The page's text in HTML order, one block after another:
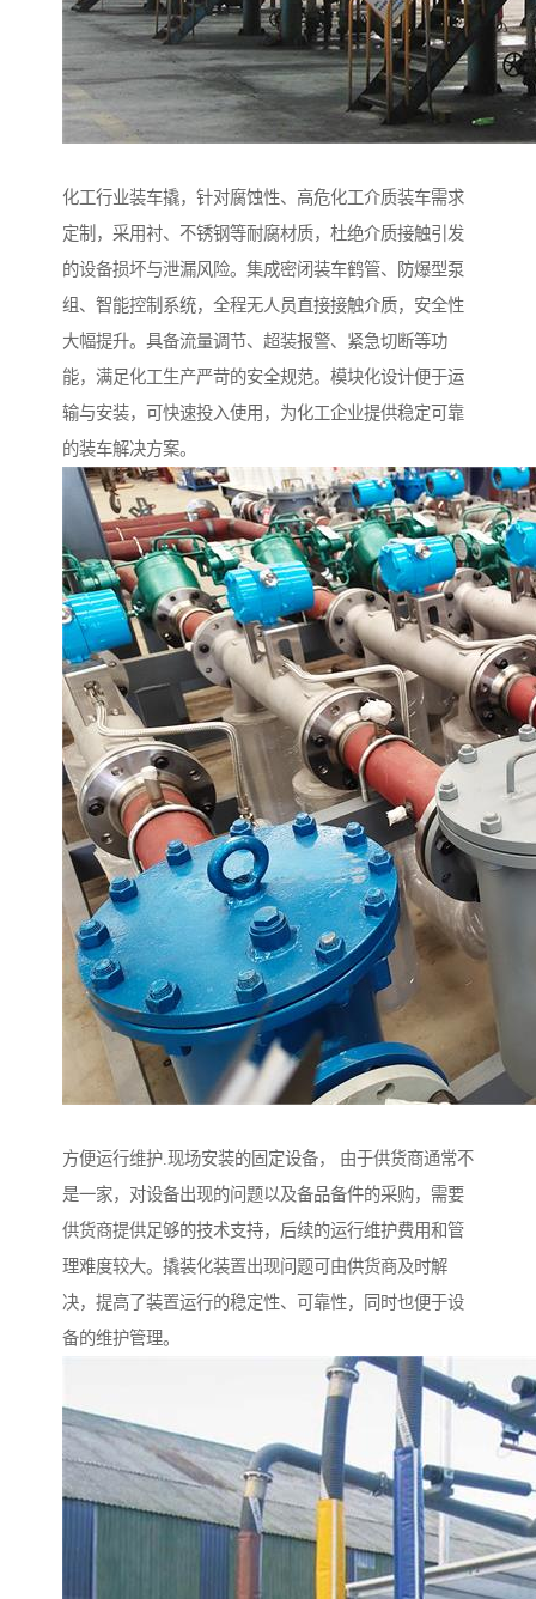
化工行业装车撬，针对腐蚀性、高危化工介质装车需求
定制，采用衬、不锈钢等耐腐材质，杜绝介质接触引发
的设备损坏与泄漏风险。集成密闭装车鹤管、防爆型泵
组、智能控制系统，全程无人员直接接触介质，安全性
大幅提升。具备流量调节、超装报警、紧急切断等功
能，满足化工生产严苛的安全规范。模块化设计便于运
输与安装，可快速投入使用，为化工企业提供稳定可靠
的装车解决方案。
方便运行维护.现场安装的固定设备， 由于供货商通常不
是一家，对设备出现的问题以及备品备件的采购，需要
供货商提供足够的技术支持，后续的运行维护费用和管
理难度较大。撬装化装置出现问题可由供货商及时解
决，提高了装置运行的稳定性、可靠性，同时也便于设
备的维护管理。